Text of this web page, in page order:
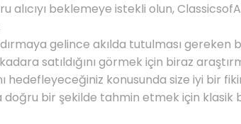
alıcıyı beklemeye istekli olun,
gelince akılda tutulması gereken
satıldığını görmek için biraz
hedefleyeceğiniz konusunda size iyi bir
doğru bir şekilde tahmin etmek için klasik